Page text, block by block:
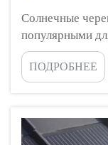
Солнечные
популярными
использования
энергии для
панелей,
обычная
они
ПОДРОБНЕЕ